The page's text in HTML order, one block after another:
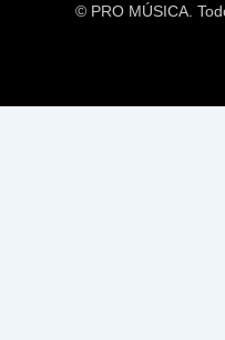
© PRO MÚSICA.